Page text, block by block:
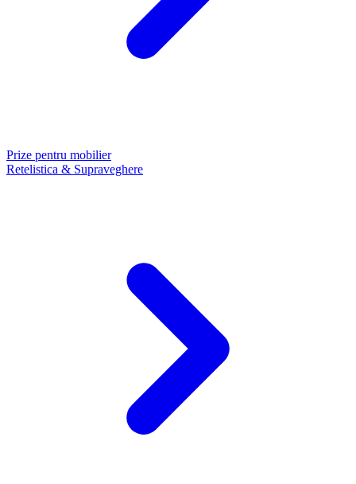
Prize pentru mobilier
Retelistica & Supraveghere